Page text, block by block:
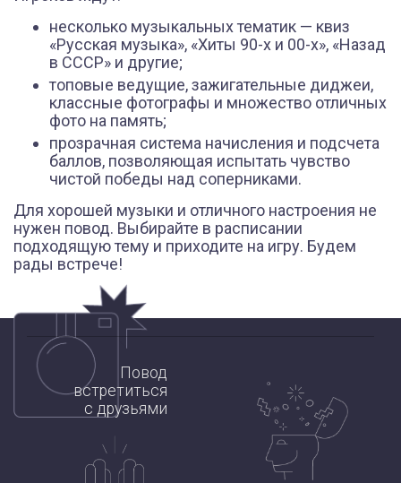
несколько музыкальных тематик — квиз
«Русская музыка», «Хиты 90-х и 00-х», «Назад
в СССР» и другие;
топовые ведущие, зажигательные диджеи,
классные фотографы и множество отличных
фото на память;
прозрачная система начисления и подсчета
баллов, позволяющая испытать чувство
чистой победы над соперниками.
Для хорошей музыки и отличного настроения не
нужен повод. Выбирайте в расписании
подходящую тему и приходите на игру. Будем
рады встрече!
Основной альбом
СМОТРЕТЬ ВСЕ ФОТО
Повод
встретиться
с друзьями